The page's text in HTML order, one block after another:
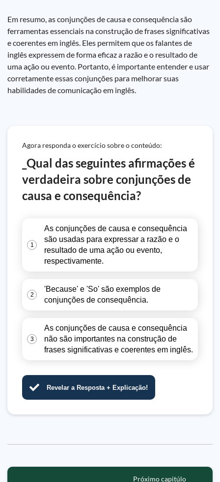
Em resumo, as conjunções de causa e consequência são
ferramentas essenciais na construção de frases significativas
e coerentes em inglês. Eles permitem que os falantes de
inglês expressem de forma eficaz a razão e o resultado de
uma ação ou evento. Portanto, é importante entender e usar
corretamente essas conjunções para melhorar suas
habilidades de comunicação em inglês.
Agora responda o exercício sobre o conteúdo:
_Qual das seguintes afirmações é
verdadeira sobre conjunções de
causa e consequência?
1
As conjunções de causa e consequência
são usadas para expressar a razão e o
resultado de uma ação ou evento,
respectivamente.
2
'Because' e 'So' são exemplos de
conjunções de consequência.
3
As conjunções de causa e consequência
não são importantes na construção de
frases significativas e coerentes em inglês.
Revelar a Resposta + Explicação!
Próximo capitúlo